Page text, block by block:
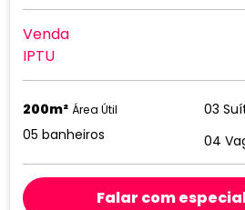
Venda
IPTU
200m² Área Útil
03
05 banheiros
04
Falar com